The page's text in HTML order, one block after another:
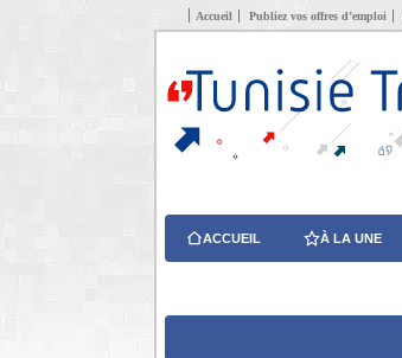
Accueil Publiez vos offres d’emploi
ACCUEIL À LA UNE